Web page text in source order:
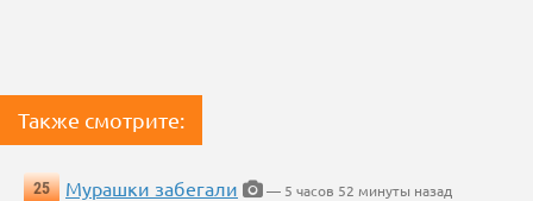
Также смотрите:
25 Мурашки забегали
— 5 часов 52 минуты назад